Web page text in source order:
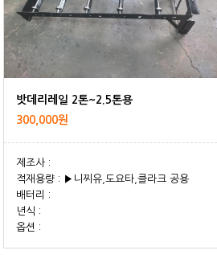
밧데리레일 2톤~2.5톤용
300,000원
제조사 :
적재용량 : ▶니찌유,도요타,클라크 공용
배터리 :
년식 :
옵션 :